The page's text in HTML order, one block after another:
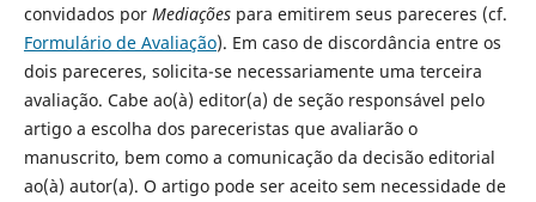
convidados por Mediaçõespara emitirem seus pareceres (cf.
Formulário de Avaliação). Em caso de discordância entre os
dois pareceres, solicita-se necessariamente uma terceira
avaliação. Cabe ao(à) editor(a) de seção responsável pelo
artigo a escolha dos pareceristas que avaliarão o
manuscrito, bem como a comunicação da decisão editorial
ao(à) autor(a). O artigo pode ser aceito sem necessidade de